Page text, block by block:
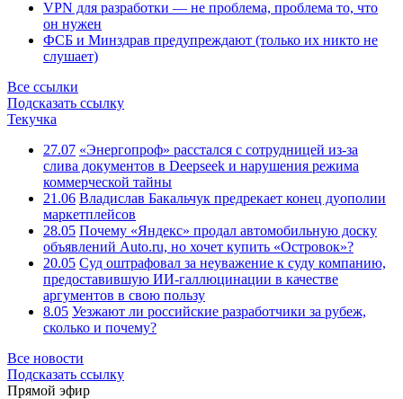
VPN для разработки — не проблема, проблема то, что
он нужен
ФСБ и Минздрав предупреждают (только их никто не
слушает)
Все ссылки
Подсказать ссылку
Текучка
27.07 «Энергопроф» расстался с сотрудницей из-за
слива документов в Deepseek и нарушения режима
коммерческой тайны
21.06 Владислав Бакальчук предрекает конец дуополии
маркетплейсов
28.05 Почему «Яндекс» продал автомобильную доску
объявлений Auto.ru, но хочет купить «Островок»?
20.05 Суд оштрафовал за неуважение к суду компанию,
предоставившую ИИ-галлюцинации в качестве
аргументов в свою пользу
8.05 Уезжают ли российские разработчики за рубеж,
сколько и почему?
Все новости
Подсказать ссылку
Прямой эфир